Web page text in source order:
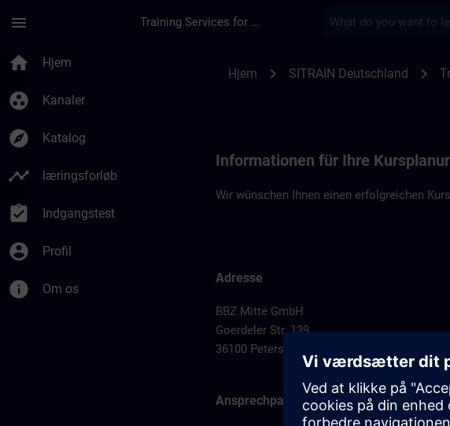
menu Training Services for Digital Industries
home Hjem
group_work Kanaler
explore Katalog
timeline læringsforløb
assignment_turned_in Indgangstest
account_circle Profil
info Om os
Hjem chevron_right SITRAIN Deutschland chevron_right
Informationen für Ihre
Wir wünschen Ihnen einen erfolgreichen
Adresse
BBZ Mitte GmbH
Goerdeler Str. 139
36100 Petersberg
Ansprechpartner